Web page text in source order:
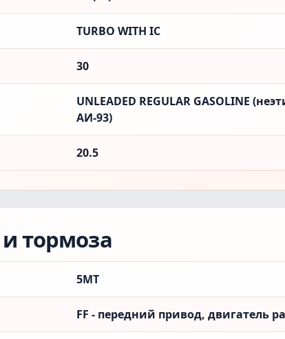
TURBO WITH IC
30
UNLEADED REGULAR GASOLINE
АИ-93)
20.5
тормоза
5MT
FF - передний привод, двигатель